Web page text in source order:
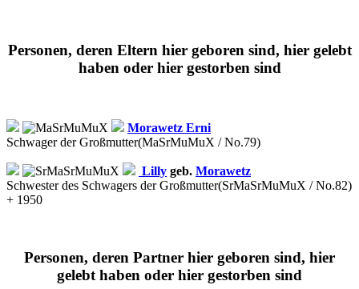
Personen, deren Eltern hier geboren sind, hier gelebt
haben oder hier gestorben sind
Morawetz Erni
Schwager der Großmutter(MaSrMuMuX / No.79)
Lilly geb. Morawetz
Schwester des Schwagers der Großmutter(SrMaSrMuMuX / No.82)
+ 1950
Personen, deren Partner hier geboren sind, hier
gelebt haben oder hier gestorben sind